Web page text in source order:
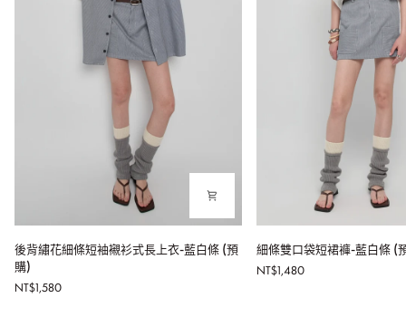
後
背
繡
花
後背繡花細條短袖襯衫式長上衣-藍白條 (預
購)
NT$1,580
細
條
雙
細條雙口袋短裙褲-藍白條 (
NT$1,480